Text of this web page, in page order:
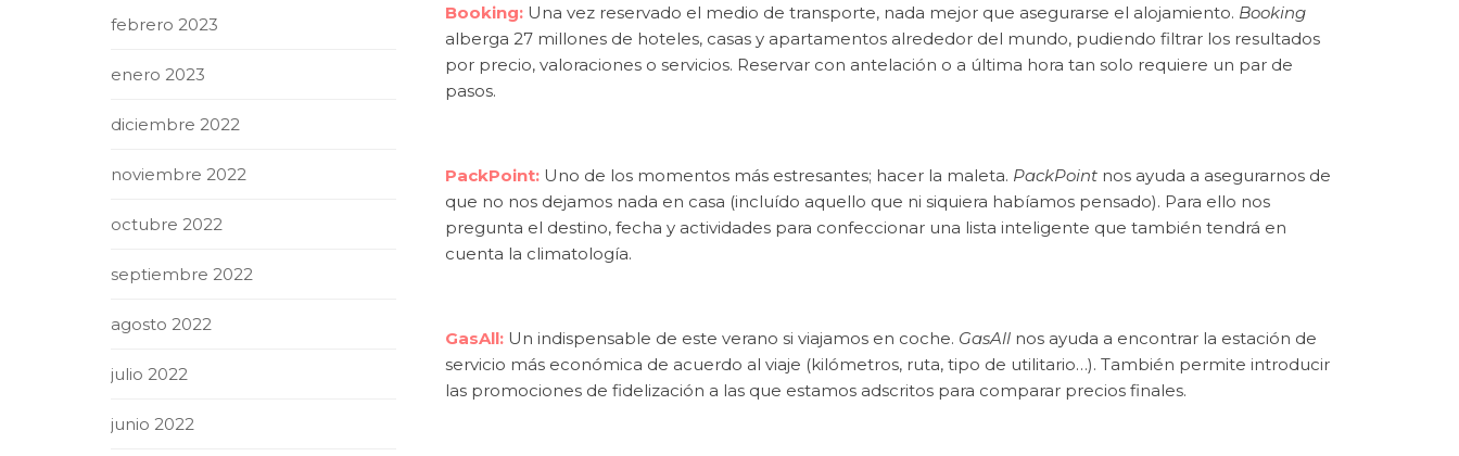
Booking:Una vez reservado el medio de transporte, nada mejor que asegurarse el alojamiento. Booking
alberga 27 millones de hoteles, casas y apartamentos alrededor del mundo, pudiendo filtrar los resultados
por precio, valoraciones o servicios. Reservar con antelación o a última hora tan solo requiere un par de
pasos.
PackPoint:Uno de los momentos más estresantes; hacer la maleta. PackPointnos ayuda a asegurarnos de
que no nos dejamos nada en casa (incluído aquello que ni siquiera habíamos pensado). Para ello nos
pregunta el destino, fecha y actividades para confeccionar una lista inteligente que también tendrá en
cuenta la climatología.
GasAll:Un indispensable de este verano si viajamos en coche. GasAllnos ayuda a encontrar la estación de
servicio más económica de acuerdo al viaje (kilómetros, ruta, tipo de utilitario…). También permite introducir
las promociones de fidelización a las que estamos adscritos para comparar precios finales.
febrero 2023
enero 2023
diciembre 2022
noviembre 2022
octubre 2022
septiembre 2022
agosto 2022
julio 2022
junio 2022